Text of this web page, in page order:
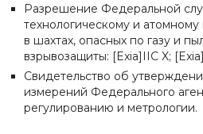
Разрешение Федеральной
технологическому и
в шахтах, опасных по газу и
взрывозащиты: [Exia]IIC X;
Свидетельство об
измерений Федерального
регулированию и метрологии.